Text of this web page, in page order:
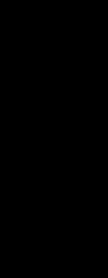
im Warenkorb.